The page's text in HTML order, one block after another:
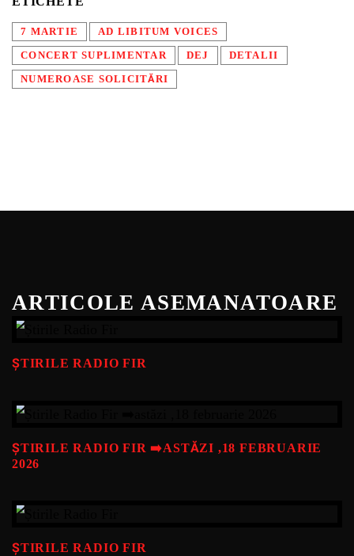
7 MARTIE AD LIBITUM VOICES
CONCERT SUPLIMENTAR DEJ DETALII
NUMEROASE SOLICITĂRI
ARTICOLE ASEMANATOARE
ȘTIRILE RADIO FIR
ȘTIRILE RADIO FIR ➡️ASTĂZI ,18 FEBRUARIE
2026
ȘTIRILE RADIO FIR